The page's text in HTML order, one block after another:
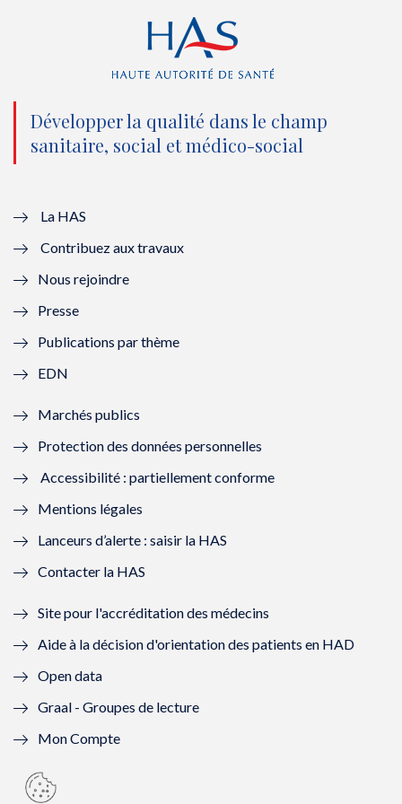
n
o
u
l
l
f
n
ê
t
r
e
)
o
k
(
n
o
e
e
n
ê
r
)
e
(
n
o
u
ê
t
e
(
n
o
ê
)
Développer la qualité dans le champ
sanitaire, social et médico-social
La HAS
Contribuez aux travaux
Nous rejoindre
Presse
Publications par thème
EDN
Marchés publics
Protection des données personnelles
Accessibilité : partiellement conforme
Mentions légales
Lanceurs d’alerte : saisir la HAS
Contacter la HAS
Site pour l'accréditation des médecins
Aide à la décision d'orientation des patients en HAD
Open data
Graal - Groupes de lecture
Mon Compte